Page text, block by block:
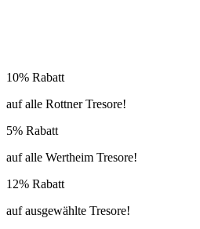
10% Rabatt
auf alle Rottner Tresore!
5% Rabatt
auf alle Wertheim Tresore!
12% Rabatt
auf ausgewählte Tresore!